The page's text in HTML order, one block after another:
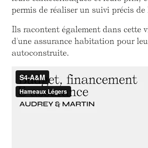
permis de réaliser un suivi précis
Ils racontent également dans cette
d'une assurance habitation pour
autoconstruite.